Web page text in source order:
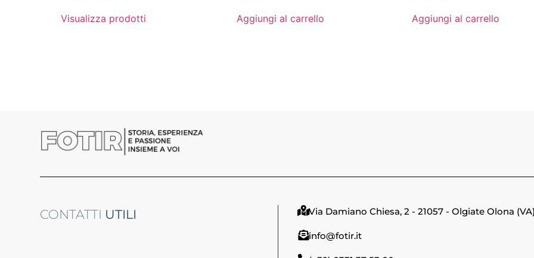
Visualizza prodotti Aggiungi al carrello Aggiungi al carrello
CONTATTI UTILI Via Damiano Chiesa, 2 - 21057 - Olgiate Olona
info@fotir.it